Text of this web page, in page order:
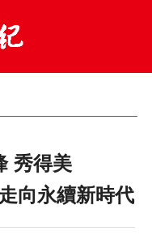
向永續新時代